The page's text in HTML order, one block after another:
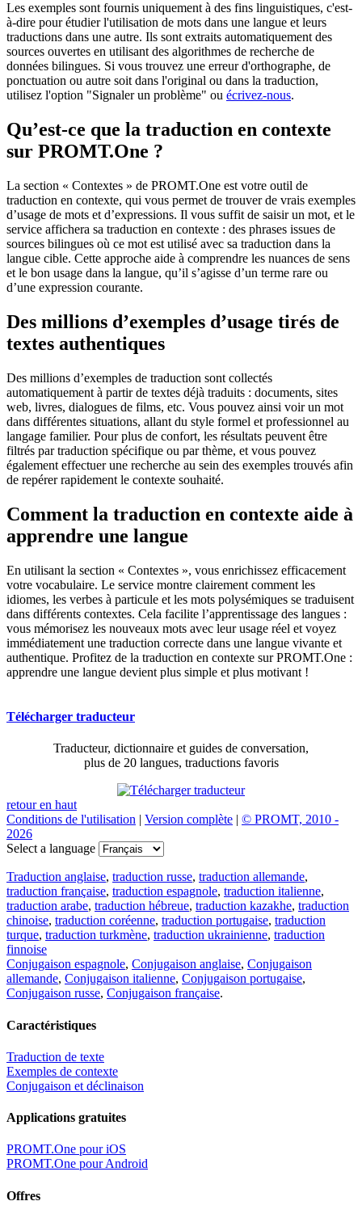
Les exemples sont fournis uniquement à des fins linguistiques, c'est-
à-dire pour étudier l'utilisation de mots dans une langue et leurs
traductions dans une autre. Ils sont extraits automatiquement des
sources ouvertes en utilisant des algorithmes de recherche de
données bilingues. Si vous trouvez une erreur d'orthographe, de
ponctuation ou autre soit dans l'original ou dans la traduction,
utilisez l'option "Signaler un problème" ou écrivez-nous.
Qu’est-ce que la traduction en contexte
sur PROMT.One ?
La section « Contextes » de PROMT.One est votre outil de
traduction en contexte, qui vous permet de trouver de vrais exemples
d’usage de mots et d’expressions. Il vous suffit de saisir un mot, et le
service affichera sa traduction en contexte : des phrases issues de
sources bilingues où ce mot est utilisé avec sa traduction dans la
langue cible. Cette approche aide à comprendre les nuances de sens
et le bon usage dans la langue, qu’il s’agisse d’un terme rare ou
d’une expression courante.
Des millions d’exemples d’usage tirés de
textes authentiques
Des millions d’exemples de traduction sont collectés
automatiquement à partir de textes déjà traduits : documents, sites
web, livres, dialogues de films, etc. Vous pouvez ainsi voir un mot
dans différentes situations, allant du style formel et professionnel au
langage familier. Pour plus de confort, les résultats peuvent être
filtrés par traduction spécifique ou par thème, et vous pouvez
également effectuer une recherche au sein des exemples trouvés afin
de repérer rapidement le contexte souhaité.
Comment la traduction en contexte aide à
apprendre une langue
En utilisant la section « Contextes », vous enrichissez efficacement
votre vocabulaire. Le service montre clairement comment les
idiomes, les verbes à particule et les mots polysémiques se traduisent
dans différents contextes. Cela facilite l’apprentissage des langues :
vous mémorisez les nouveaux mots avec leur usage réel et voyez
immédiatement une traduction correcte dans une langue vivante et
authentique. Profitez de la traduction en contexte sur PROMT.One :
apprendre une langue devient plus simple et plus motivant !
Télécharger traducteur
Traducteur, dictionnaire et guides de conversation,
plus de 20 langues, traductions favoris
retour en haut
Conditions de l'utilisation | Version complète | © PROMT, 2010 -
2026
Select a language
Traduction anglaise, traduction russe, traduction allemande,
traduction française, traduction espagnole, traduction italienne,
traduction arabe, traduction hébreue, traduction kazakhe, traduction
chinoise, traduction coréenne, traduction portugaise, traduction
turque, traduction turkmène, traduction ukrainienne, traduction
finnoise
Conjugaison espagnole, Conjugaison anglaise, Conjugaison
allemande, Conjugaison italienne, Conjugaison portugaise,
Conjugaison russe, Conjugaison française.
Caractéristiques
Traduction de texte
Exemples de contexte
Conjugaison et déclinaison
Applications gratuites
PROMT.One pour iOS
PROMT.One pour Android
Offres